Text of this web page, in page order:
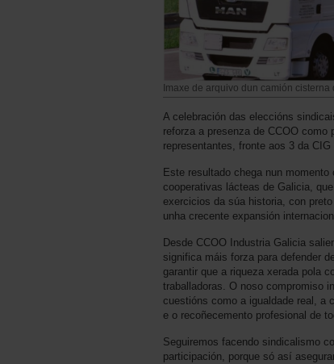
Imaxe de arquivo dun camión cisterna
A celebración das eleccións
reforza a presenza de CCOO
representantes, fronte aos 3 da CIG
Este resultado chega nun
cooperativas lácteas de Galicia,
exercicios da súa historia, con
unha crecente expansión
Desde CCOO Industria Galicia
significa máis forza para defender
garantir que a riqueza xerada pola
traballadoras. O noso compromiso
cuestións como a igualdade real, a
e o recoñecemento profesional de
Seguiremos facendo sindicalismo
participación, porque só así